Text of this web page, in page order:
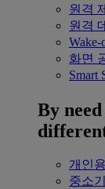
원격
원격
화면
Smart
By need
개인용
중소